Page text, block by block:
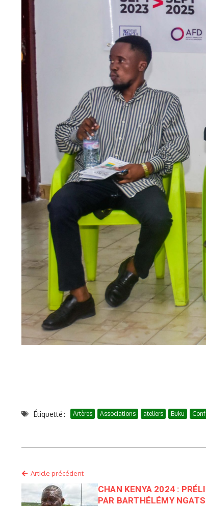
Étiquetté : Artères Associations ateliers Buku
Article précédent
CHAN KENYA 2024 :
PAR BARTHÉLÉMY